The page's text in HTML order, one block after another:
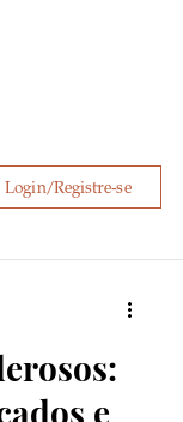
Login/Registre-se
e